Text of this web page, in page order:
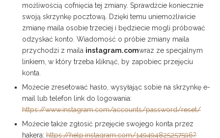
możliwością cofnięcia tej zmiany. Sprawdźcie koniecznie
swoją skrzynkę pocztową. Dzięki temu uniemożliwicie
zmianę maila osobie trzeciej i będziecie mogli próbować
odzyskać konto. Wiadomość o próbie zmiany maila
przychodzi z maila instagram.comwraz ze specjalnym
linkiem, w który trzeba kliknąć, by zapobiec przejęciu
konta.
Możecie zresetować hasło, wysyłając sobie na skrzynkę e-
mail lub telefon link do logowania:
https://www.instagram.com/accounts/password/reset/
Możecie także zgłosić przejęcie swojego konta przez
hakera: https://help.instagram.com/149494825257596?